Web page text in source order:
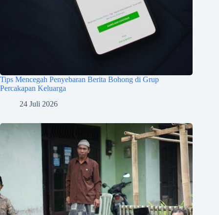
Tips Mencegah Penyebaran Berita Bohong di Grup
Percakapan Keluarga
24 Juli 2026